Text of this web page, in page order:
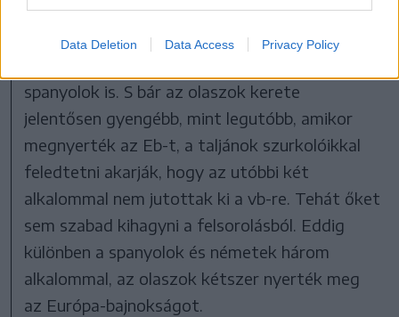
Data Deletion Data Access Privacy Policy
Kroos visszatérésével erősödtek, ráadásul
hazai pályán játszanak. Komoly játékerőt
spanyolok is. S bár az olaszok kerete
jelentősen gyengébb, mint legutóbb, amikor
megnyerték az Eb-t, a taljánok szurkolóikkal
feledtetni akarják, hogy az utóbbi két
alkalommal nem jutottak ki a vb-re. Tehát őket
sem szabad kihagyni a felsorolásból. Eddig
különben a spanyolok és németek három
alkalommal, az olaszok kétszer nyerték meg
az Európa-bajnokságot.